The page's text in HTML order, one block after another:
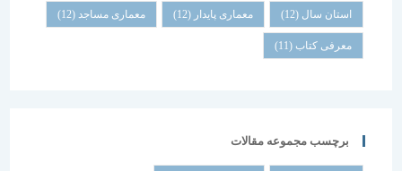
استان سال(12) معماری پایدار (12) معماری مساجد(12)
معرفی کتاب(11)
برچسب مجموعه مقالات